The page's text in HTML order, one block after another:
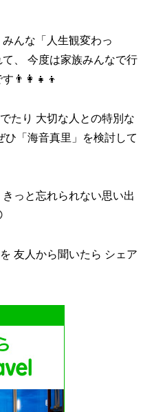
んな「人生観変わっ
、 今度は家族みんなで行
👨‍👩‍👧‍👦
たり 大切な人との特別な
ひ「海音真里」を検討して
っと忘れられない思い出
友人から聞いたら シェア